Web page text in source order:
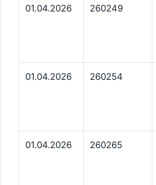
01.04.2026 260249
01.04.2026 260254
01.04.2026 260265